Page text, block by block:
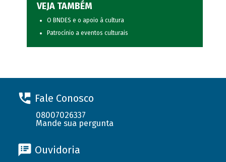
VEJA TAMBÉM
O BNDES e o apoio à cultura
Patrocínio a eventos culturais
Fale Conosco
08007026337
Mande sua pergunta
Ouvidoria